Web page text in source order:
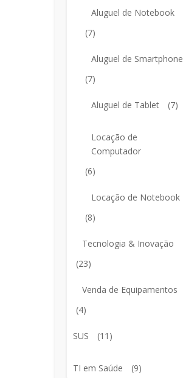
Aluguel de Notebook
(7)
Aluguel de Smartphone
(7)
Aluguel de Tablet (7)
Locação de
Computador
(6)
Locação de Notebook
(8)
Tecnologia & Inovação
(23)
Venda de Equipamentos
(4)
SUS (11)
TI em Saúde (9)